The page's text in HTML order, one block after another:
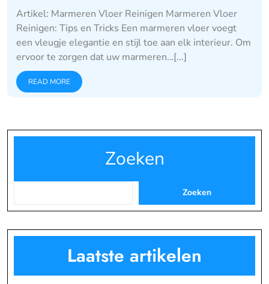
Artikel: Marmeren Vloer Reinigen Marmeren Vloer
Reinigen: Tips en Tricks Een marmeren vloer voegt
een vleugje elegantie en stijl toe aan elk interieur. Om
ervoor te zorgen dat uw marmeren…[...]
READ MORE
Zoeken
Zoeken
Laatste artikelen